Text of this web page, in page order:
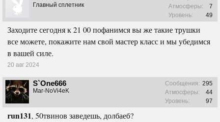
Главный сплетник
Атмосферы:
7
Уровень:
49
Заходите сегодня к 21 00 пофанимся вы же такие трушки
все можете, покажите нам свой мастер класс и мы убедимся
в вашей силе.
20 авг 2024
S`One666
Маг-NoVi4eK
Сообщения: 295
Атмосферы:
44
Уровень:
97
run131, 50твинов заведешь, долбаеб?